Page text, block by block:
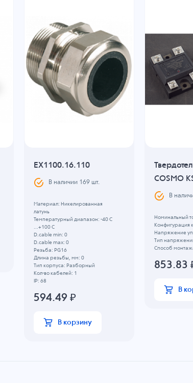
EX1100.16.110
В наличии 169 шт.
Материал: Никелированная
латунь
Температурный диапазон: -40 C
...+100 C
D.cable min: 0
D.cable max: 0
Резьба: PG16
Длина резьбы, мм: 0
Тип корпуса: Разборный
Кол-во кабелей: 1
IP: 68
594.49 ₽
В корзину
COSMO
В
Номинальный
Конфигурация
Напряжение
Тип
Способ
853.83
В